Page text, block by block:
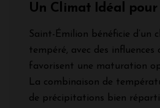
Un Climat Idéal
Saint-Émilion bénéficie d’un
tempéré, avec des
favorisent une maturation
La combinaison de
de précipitations bien